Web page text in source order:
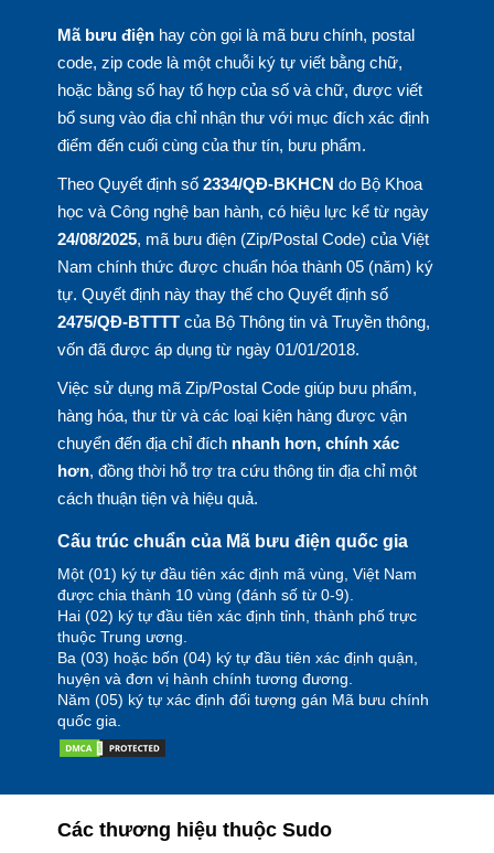
Mã bưu điệnhay còn gọi là mã bưu chính, postal
code, zip code là một chuỗi ký tự viết bằng chữ,
hoặc bằng số hay tổ hợp của số và chữ, được viết
bổ sung vào địa chỉ nhận thư với mục đích xác định
điểm đến cuối cùng của thư tín, bưu phẩm.
Theo Quyết định số 2334/QĐ-BKHCN do Bộ Khoa
học và Công nghệ ban hành, có hiệu lực kể từ ngày
24/08/2025, mã bưu điện (Zip/Postal Code) của Việt
Nam chính thức được chuẩn hóa thành 05 (năm) ký
tự. Quyết định này thay thế cho Quyết định số
2475/QĐ-BTTTTcủa Bộ Thông tin và Truyền thông,
vốn đã được áp dụng từ ngày 01/01/2018.
Việc sử dụng mã Zip/Postal Code giúp bưu phẩm,
hàng hóa, thư từ và các loại kiện hàng được vận
chuyển đến địa chỉ đích nhanh hơn, chính xác
hơn, đồng thời hỗ trợ tra cứu thông tin địa chỉ một
cách thuận tiện và hiệu quả.
Cấu trúc chuẩn của Mã bưu điện quốc gia
Một (01) ký tự đầu tiên xác định mã vùng, Việt Nam
được chia thành 10 vùng (đánh số từ 0-9).
Hai (02) ký tự đầu tiên xác định tỉnh, thành phố trực
thuộc Trung ương.
Ba (03) hoặc bốn (04) ký tự đầu tiên xác định quận,
huyện và đơn vị hành chính tương đương.
Năm (05) ký tự xác định đối tượng gán Mã bưu chính
quốc gia.
Các thương hiệu thuộc Sudo